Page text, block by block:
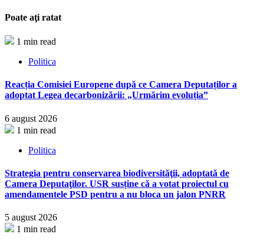
Poate aţi ratat
1 min read
Politica
Reacția Comisiei Europene după ce Camera Deputaților a
adoptat Legea decarbonizării: „Urmărim evoluția”
6 august 2026
1 min read
Politica
Strategia pentru conservarea biodiversităţii, adoptată de
Camera Deputaţilor. USR susține că a votat proiectul cu
amendamentele PSD pentru a nu bloca un jalon PNRR
5 august 2026
1 min read